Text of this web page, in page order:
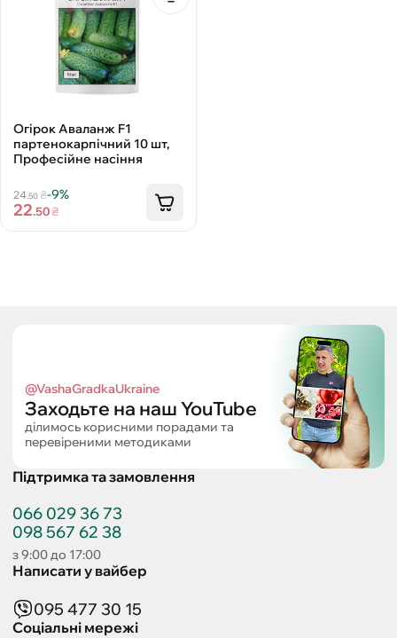
Огірок Аваланж F1
партенокарпічний 10 шт,
Професійне насіння
24.50₴-9%
22.50₴
@VashaGradkaUkraine
Заходьте на наш YouTube
ділимось корисними порадами та
перевіреними методиками
Підтримка та замовлення
066 029 36 73
098 567 62 38
з 9:00 до 17:00
Написати у вайбер
095 477 30 15
Соціальні мережі